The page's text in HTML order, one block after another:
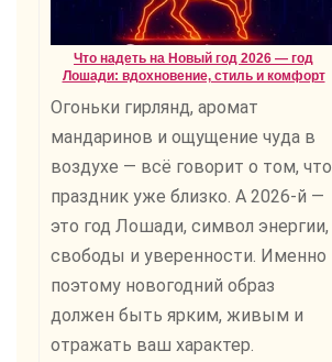
Что надеть на Новый год 2026 — год
Лошади: вдохновение, стиль и комфорт
Огоньки гирлянд, аромат
мандаринов и ощущение чуда в
воздухе — всё говорит о том, что
праздник уже близко. А 2026-й —
это год Лошади, символ энергии,
свободы и уверенности. Именно
поэтому новогодний образ
должен быть ярким, живым и
отражать ваш характер.